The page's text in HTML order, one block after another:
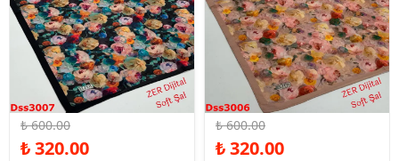
%47 İndirim
₺ 600.00
₺ 320.00
%47 İndirim
₺ 600.00
₺ 320.00